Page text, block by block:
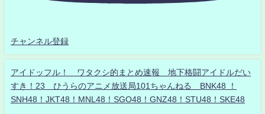
チャンネル登録
アイドッフル！ ワタクシ的まとめ速報 地下格闘アイドルだい
すき！23 ひうらのアニメ放送局101ちゃんねる BNK48 ！
SNH48！JKT48！MNL48！SGO48！GNZ48！STU48！SKE48